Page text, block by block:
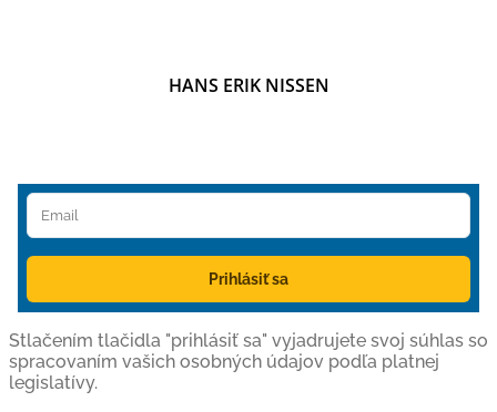
HANS ERIK NISSEN
Prihlásiť sa
Stlačením tlačidla "prihlásiť sa" vyjadrujete svoj súhlas so
spracovaním vašich osobných údajov podľa platnej
legislatívy.